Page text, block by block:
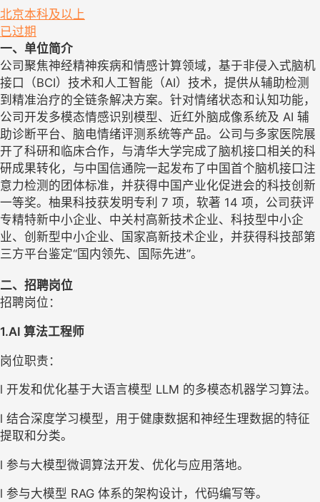
北京本科及以上
已过期
一、单位简介
公司聚焦神经精神疾病和情感计算领域，基于非侵入式脑机
接口（BCI）技术和人工智能（AI）技术，提供从辅助检测
到精准治疗的全链条解决方案。针对情绪状态和认知功能，
公司开发多模态情感识别模型、近红外脑成像系统及 AI 辅
助诊断平台、脑电情绪评测系统等产品。公司与多家医院展
开了科研和临床合作，与清华大学完成了脑机接口相关的科
研成果转化，与中国信通院一起发布了中国首个脑机接口注
意力检测的团体标准，并获得中国产业化促进会的科技创新
一等奖。柚果科技获发明专利 7 项，软著 14 项，公司获评
专精特新中小企业、中关村高新技术企业、科技型中小企
业、创新型中小企业、国家高新技术企业，并获得科技部第
三方平台鉴定“国内领先、国际先进”。
二、招聘岗位
招聘岗位：
1.AI 算法工程师
岗位职责：
l 开发和优化基于大语言模型 LLM 的多模态机器学习算法。
l 结合深度学习模型，用于健康数据和神经生理数据的特征
提取和分类。
l 参与大模型微调算法开发、优化与应用落地。
l 参与大模型 RAG 体系的架构设计，代码编写等。